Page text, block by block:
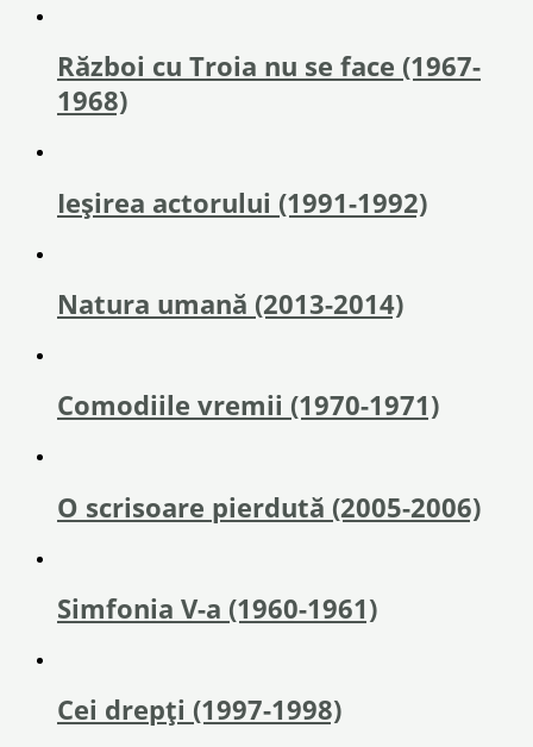
Război cu Troia nu se face (1967-
1968)
Ieşirea actorului (1991-1992)
Natura umană (2013-2014)
Comodiile vremii (1970-1971)
O scrisoare pierdută (2005-2006)
Simfonia V-a (1960-1961)
Cei drepți (1997-1998)